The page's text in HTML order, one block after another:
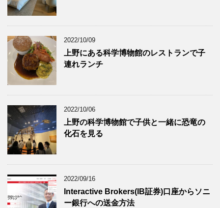
2022/10/09
上野にある科学博物館のレストランで子
連れランチ
2022/10/06
上野の科学博物館で子供と一緒に恐竜の
化石を見る
2022/09/16
Interactive Brokers(IB証券)口座からソニ
ー銀行への送金方法